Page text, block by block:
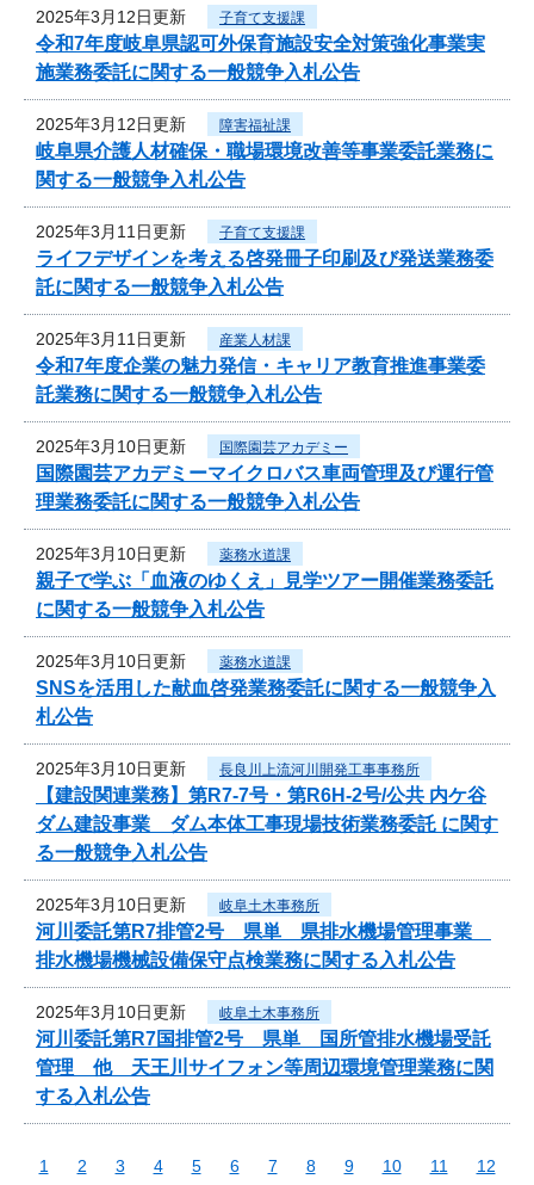
2025年3月12日更新 子育て支援課
令和7年度岐阜県認可外保育施設安全対策強化事業実
施業務委託に関する一般競争入札公告
2025年3月12日更新 障害福祉課
岐阜県介護人材確保・職場環境改善等事業委託業務に
関する一般競争入札公告
2025年3月11日更新 子育て支援課
ライフデザインを考える啓発冊子印刷及び発送業務委
託に関する一般競争入札公告
2025年3月11日更新 産業人材課
令和7年度企業の魅力発信・キャリア教育推進事業委
託業務に関する一般競争入札公告
2025年3月10日更新 国際園芸アカデミー
国際園芸アカデミーマイクロバス車両管理及び運行管
理業務委託に関する一般競争入札公告
2025年3月10日更新 薬務水道課
親子で学ぶ「血液のゆくえ」見学ツアー開催業務委託
に関する一般競争入札公告
2025年3月10日更新 薬務水道課
SNSを活用した献血啓発業務委託に関する一般競争入
札公告
2025年3月10日更新 長良川上流河川開発工事事務所
【建設関連業務】第R7-7号・第R6H-2号/公共 内ケ谷
ダム建設事業 ダム本体工事現場技術業務委託 に関す
る一般競争入札公告
2025年3月10日更新 岐阜土木事務所
河川委託第R7排管2号 県単 県排水機場管理事業
排水機場機械設備保守点検業務に関する入札公告
2025年3月10日更新 岐阜土木事務所
河川委託第R7国排管2号 県単 国所管排水機場受託
管理 他 天王川サイフォン等周辺環境管理業務に関
する入札公告
1 2 3 4 5 6 7 8 9 10 11
12